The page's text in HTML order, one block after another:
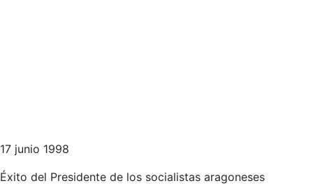
17 junio 1998
Éxito del Presidente de los socialistas aragoneses